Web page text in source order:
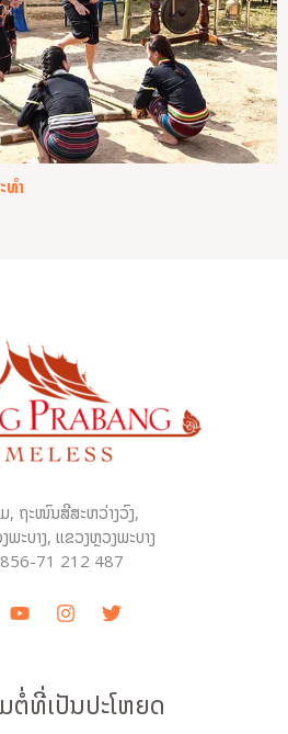
ທຳ
ມ, ຖະໜົນສີສະຫວ່າງວົງ,
ະບາງ, ແຂວງຫຼວງພະບາງ
71 212 487
ຕໍ່ທີ່ເປັນປະໂຫຍດ